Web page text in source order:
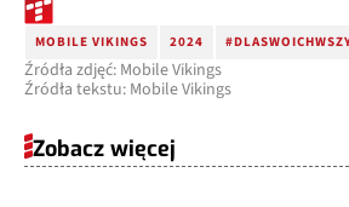
MOBILE VIKINGS 2024
Źródła zdjęć: Mobile Vikings
Źródła tekstu: Mobile Vikings
Zobacz więcej